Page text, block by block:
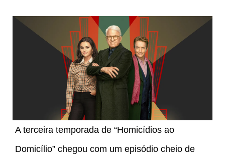
A terceira temporada de “Homicídios ao
Domicílio” chegou com um episódio cheio de